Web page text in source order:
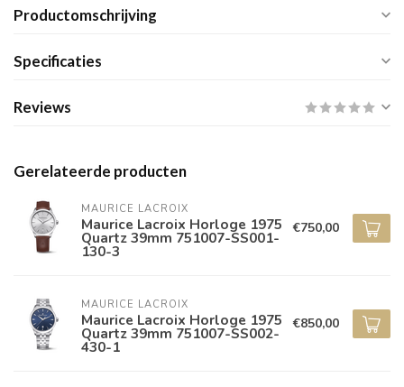
Productomschrijving
Specificaties
Reviews
Gerelateerde producten
MAURICE LACROIX
Maurice Lacroix Horloge 1975
Quartz 39mm 751007-SS001-
130-3
€750,00
MAURICE LACROIX
Maurice Lacroix Horloge 1975
Quartz 39mm 751007-SS002-
430-1
€850,00